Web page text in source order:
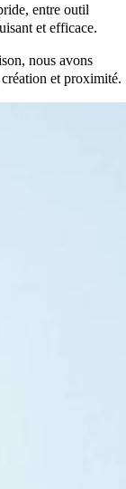
entre outil
et efficace.
nous avons
et proximité.